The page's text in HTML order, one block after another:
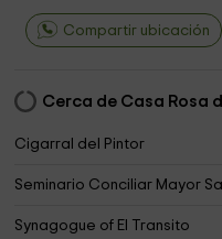
Compartir ubicación
Cerca de Casa Rosa
Cigarral del Pintor
Seminario Conciliar Mayor
Synagogue of El Transito